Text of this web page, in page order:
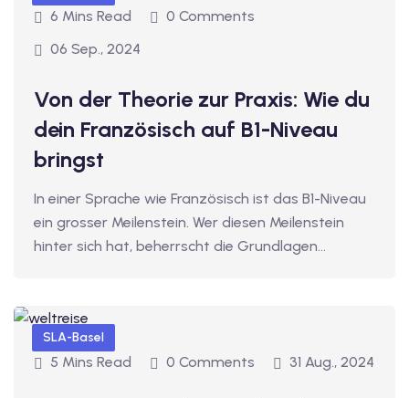
Deutsch C1
C1
Deutsch C1
C1
A1
6 Mins Read
0 Comments
06 Sep., 2024
Von der Theorie zur Praxis: Wie du
dein Französisch auf B1-Niveau
bringst
In einer Sprache wie Französisch ist das B1-Niveau
ein grosser Meilenstein. Wer diesen Meilenstein
hinter sich hat, beherrscht die Grundlagen…
SLA-Basel
5 Mins Read 0 Comments 31 Aug., 2024